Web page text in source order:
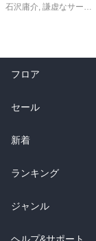
石沢庸介, 謙虚なサークル
フロア
総合
ラノベ
雑誌・グラビア
BL・TL
セール
総合
ラノベ
雑誌・グラビア
BL・TL
新着
総合
ラノベ
雑誌・グラビア
ランキング
総合
ラノベ
ジャンル
コミック